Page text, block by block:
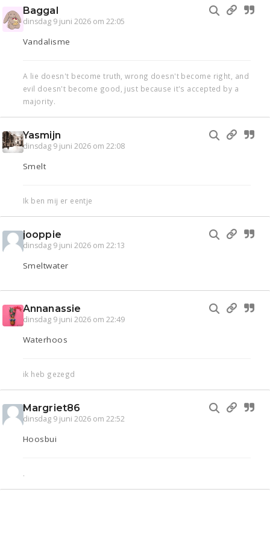
Baggal
dinsdag 9 juni 2026 om 22:05
Vandalisme
A lie doesn't become truth, wrong doesn't become right, and
evil doesn't become good, just because it's accepted by a
majority.
Yasmijn
dinsdag 9 juni 2026 om 22:08
Smelt
Ik ben mij er eentje
jooppie
dinsdag 9 juni 2026 om 22:13
Smeltwater
Annanassie
dinsdag 9 juni 2026 om 22:49
Waterhoos
ik heb gezegd
Margriet86
dinsdag 9 juni 2026 om 22:52
Hoosbui
.